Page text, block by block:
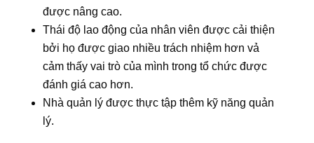
được nâng cao.
Thái độ lao động của nhân viên được cải thiện
bởi họ được giao nhiều trách nhiệm hơn vả
cảm thấy vai trò của mình trong tổ chức được
đánh giá cao hơn.
Nhà quản lý được thực tập thêm kỹ năng quản
lý.